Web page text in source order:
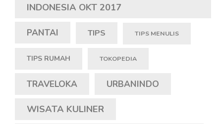
INDONESIA OKT 2017
PANTAI TIPS TIPS MENULIS
TIPS RUMAH TOKOPEDIA
TRAVELOKA URBANINDO
WISATA KULINER